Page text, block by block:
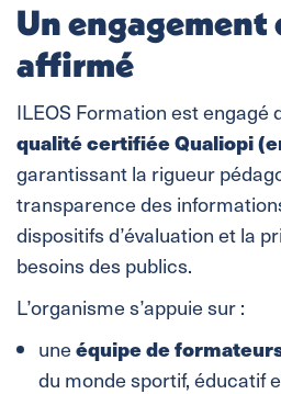
Un
affirmé
ILEOS Formation est engagé
qualité certifiée Qualiopi
garantissant la rigueur
transparence des
dispositifs d’évaluation et la
besoins des publics.
L’organisme s’appuie sur :
uneéquipe de
du monde sportif, éducatif